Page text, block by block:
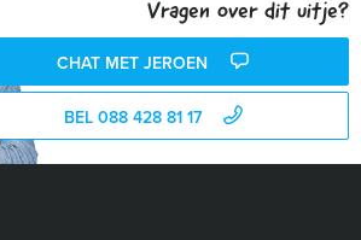
Vragen over dit uitje?
CHAT MET JEROEN
BEL 088 428 81 17